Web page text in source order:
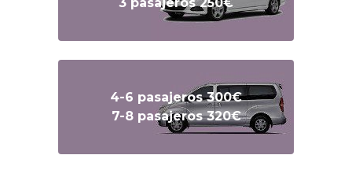
4-6 pasajeros 300€
7-8 pasajeros 320€